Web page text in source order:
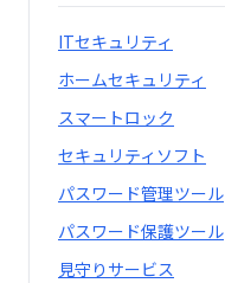
ITセキュリティ
ホームセキュリティ
スマートロック
セキュリティソフト
パスワード管理ツール
パスワード保護ツール
見守りサービス